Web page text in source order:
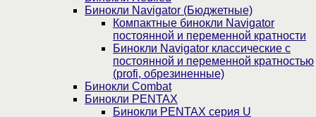
Бинокли Navigator (Бюджетные)
Компактные бинокли Navigator
постоянной и переменной кратности
Бинокли Navigator классические с
постоянной и переменной кратностью
(profi, обрезиненные)
Бинокли Combat
Бинокли PENTAX
Бинокли PENTAX серия U